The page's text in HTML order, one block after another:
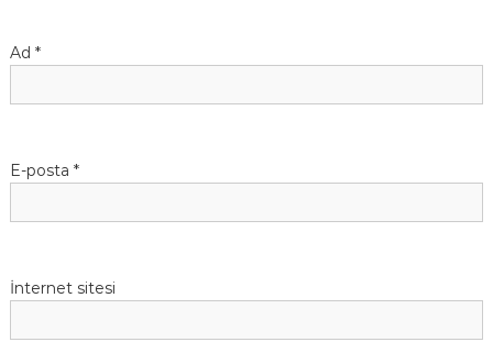
Ad *
E-posta *
İnternet sitesi